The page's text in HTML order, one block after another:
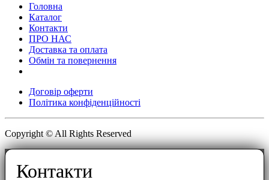
Головна
Каталог
Контакти
ПРО НАС
Доставка та оплата
Обмін та повернення
Договір оферти
Політика конфіденційності
Copyright © All Rights Reserved
Контакти